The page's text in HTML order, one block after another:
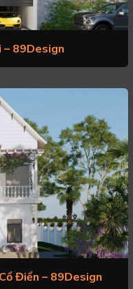
– 89Design
Điển – 89Design